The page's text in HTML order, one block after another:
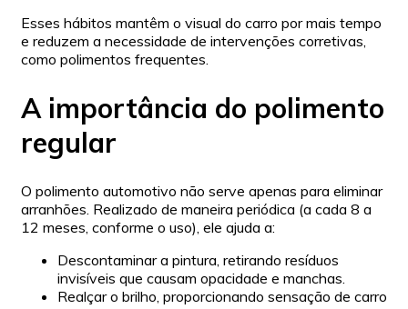
Esses hábitos mantêm o visual do carro por mais tempo
e reduzem a necessidade de intervenções corretivas,
como polimentos frequentes.
A importância do polimento
regular
O polimento automotivo não serve apenas para eliminar
arranhões. Realizado de maneira periódica (a cada 8 a
12 meses, conforme o uso), ele ajuda a:
Descontaminar a pintura, retirando resíduos
invisíveis que causam opacidade e manchas.
Realçar o brilho, proporcionando sensação de carro